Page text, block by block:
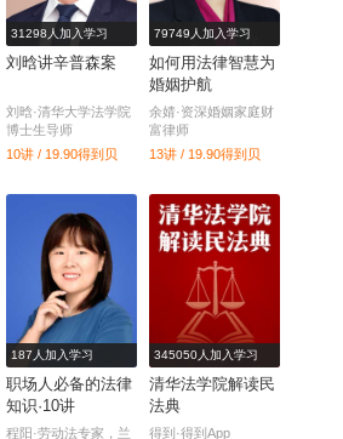
31298人加入学习
刘晗讲辛普森案
刘晗·清华大学法学院
博士生导师
10讲 / 19.90得到贝
79749人加入学习
如何用法律智慧为
婚姻护航
余婧·资深婚姻家庭财
富律师
13讲 / 19.90得到贝
187人加入学习
职场人必备的法律
知识·10讲
程阳·劳动法专家，兰
345050人加入学习
清华法学院解读民
法典
得到·得到App